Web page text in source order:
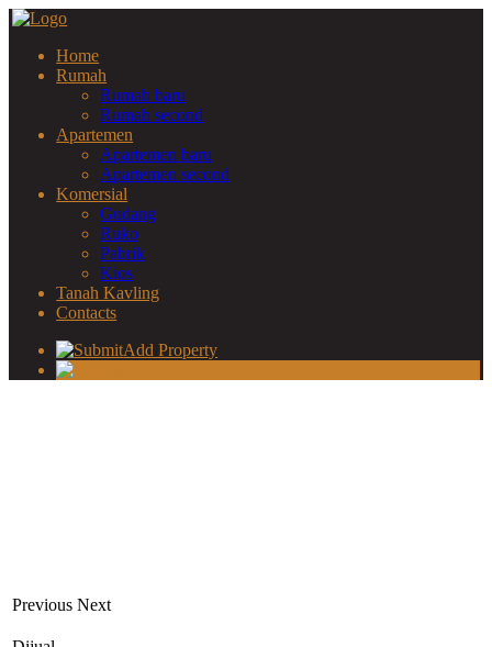
Home
Rumah
Rumah baru
Rumah second
Apartemen
Apartemen baru
Apartemen second
Komersial
Gudang
Ruko
Pabrik
Kios
Tanah Kavling
Contacts
Add Property
Previous Next